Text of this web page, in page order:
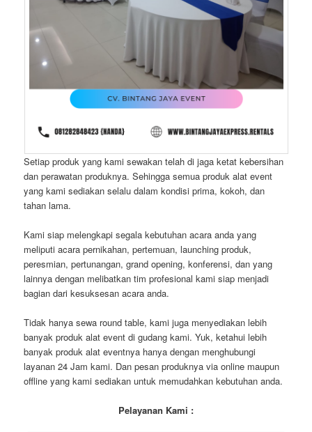
Setiap produk yang kami sewakan telah di jaga ketat kebersihan
dan perawatan produknya. Sehingga semua produk alat event
yang kami sediakan selalu dalam kondisi prima, kokoh, dan
tahan lama.
Kami siap melengkapi segala kebutuhan acara anda yang
meliputi acara pernikahan, pertemuan, launching produk,
peresmian, pertunangan, grand opening, konferensi, dan yang
lainnya dengan melibatkan tim profesional kami siap menjadi
bagian dari kesuksesan acara anda.
Tidak hanya sewa round table, kami juga menyediakan lebih
banyak produk alat event di gudang kami. Yuk, ketahui lebih
banyak produk alat eventnya hanya dengan menghubungi
layanan 24 Jam kami. Dan pesan produknya via online maupun
offline yang kami sediakan untuk memudahkan kebutuhan anda.
Pelayanan Kami :